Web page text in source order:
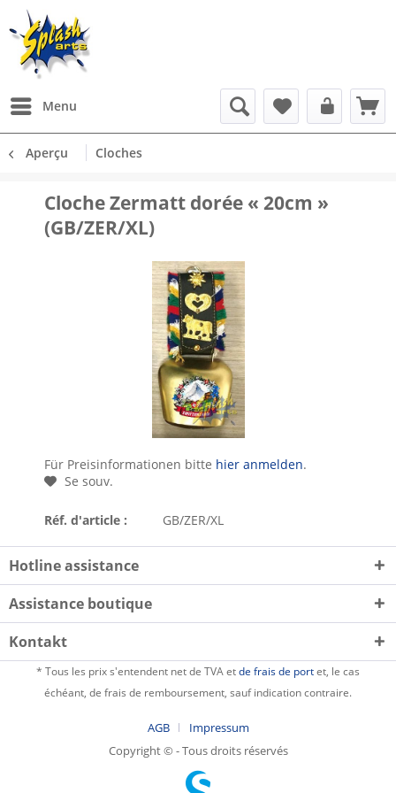
Menu
Aperçu Cloches
Cloche Zermatt dorée « 20cm »
(GB/ZER/XL)
Für Preisinformationen bitte hier anmelden.
Se souv.
Réf. d'article : GB/ZER/XL
Hotline assistance
Assistance boutique
Kontakt
* Tous les prix s'entendent net de TVA etde frais de portet, le cas
échéant, de frais de remboursement, sauf indication contraire.
AGB
Impressum
Copyright © - Tous droits réservés